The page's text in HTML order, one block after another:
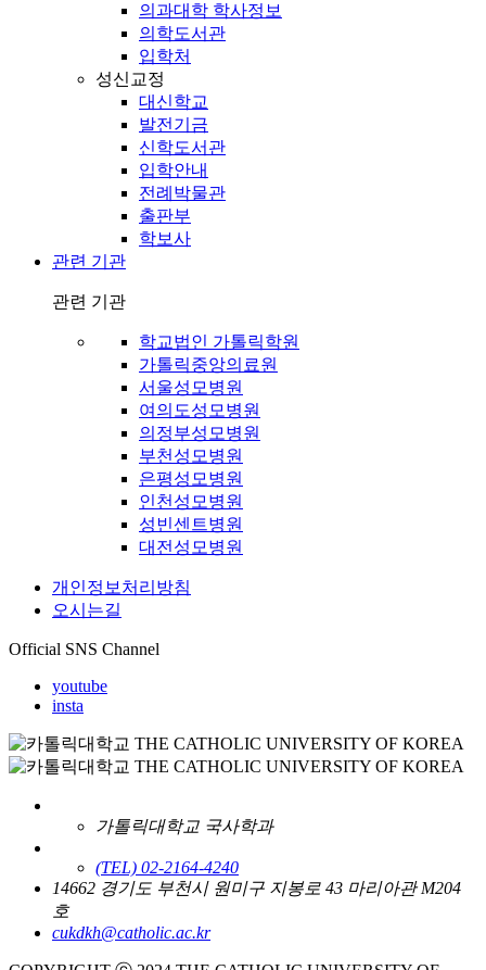
의과대학 학사정보
의학도서관
입학처
성신교정
대신학교
발전기금
신학도서관
입학안내
전례박물관
출판부
학보사
관련 기관
관련 기관
학교법인 가톨릭학원
가톨릭중앙의료원
서울성모병원
여의도성모병원
의정부성모병원
부천성모병원
은평성모병원
인천성모병원
성빈센트병원
대전성모병원
개인정보처리방침
오시는길
Official SNS Channel
youtube
insta
가톨릭대학교 국사학과
(TEL) 02-2164-4240
14662 경기도 부천시 원미구 지봉로 43 마리아관 M204
호
cukdkh@catholic.ac.kr